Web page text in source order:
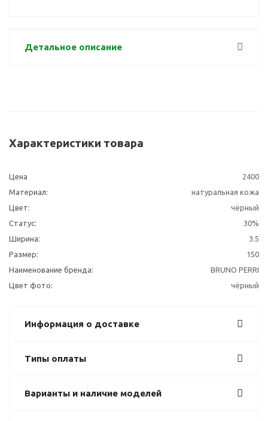
Детальное описание
Характеристики товара
Цена
2400
Материал:
натуральная кожа
Цвет:
чёрный
Статус:
30%
Ширина:
3.5
Размер:
150
Наименование бренда:
BRUNO PERRI
Цвет фото:
чёрный
Информация о доставке
Типы оплаты
Варианты и наличие моделей